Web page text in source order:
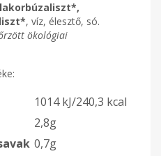
, víz, élesztő, só.
ökológiai
1014 kJ/240,3 kcal
2,8g
0,7g